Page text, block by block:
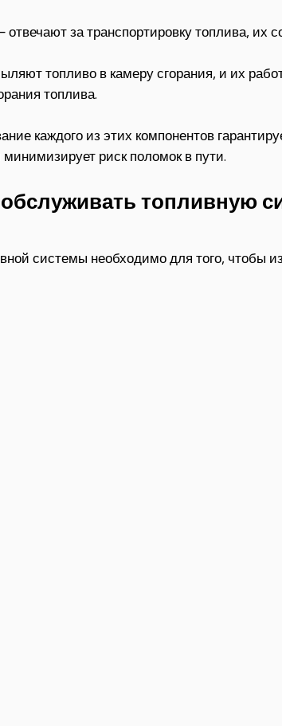
за транспортировку топлива, их
топливо в камеру сгорания, и их
топлива.
каждого из этих компонентов
риск поломок в пути.
топливную
системы необходимо для того, чтобы